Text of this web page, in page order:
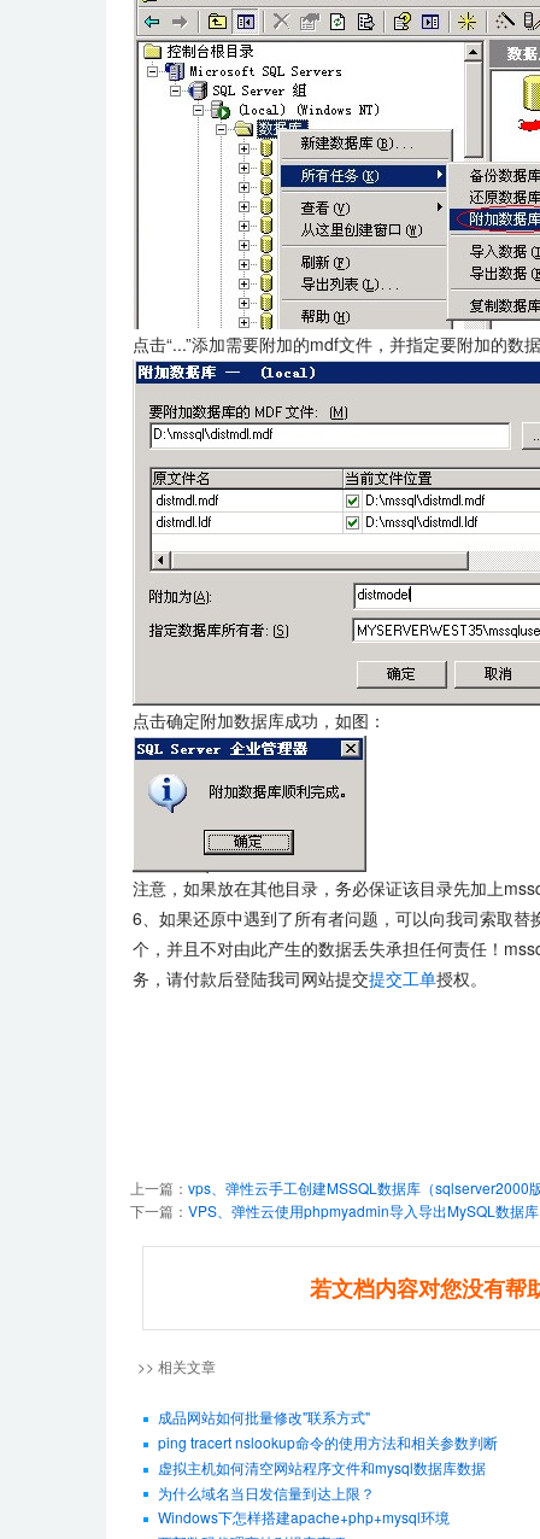
点击“...”添加需要附加的mdf文件，并指定要附加的数
点击确定附加数据库成功，如图：
注意，如果放在其他目录，务必保证该目录先加上
6、如果还原中遇到了所有者问题，可以向我司索取
个，并且不对由此产生的数据丢失承担任何责任！
务，请付款后登陆我司网站提交提交工单授权。
上一篇： vps、弹性云手工创建MSSQL数据库（sqlserver2000
下一篇： VPS、弹性云使用phpmyadmin导入导出MySQL数据库
若文档内容对您没有帮
>> 相关文章
成品网站如何批量修改"联系方式"
ping tracert nslookup命令的使用方法和相关参数判断
虚拟主机如何清空网站程序文件和mysql数据库数据
为什么域名当日发信量到达上限？
Windows下怎样搭建apache+php+mysql环境